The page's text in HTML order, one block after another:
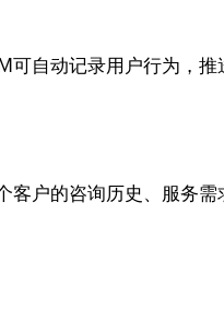
自动记录用户行为，
户的咨询历史、服务